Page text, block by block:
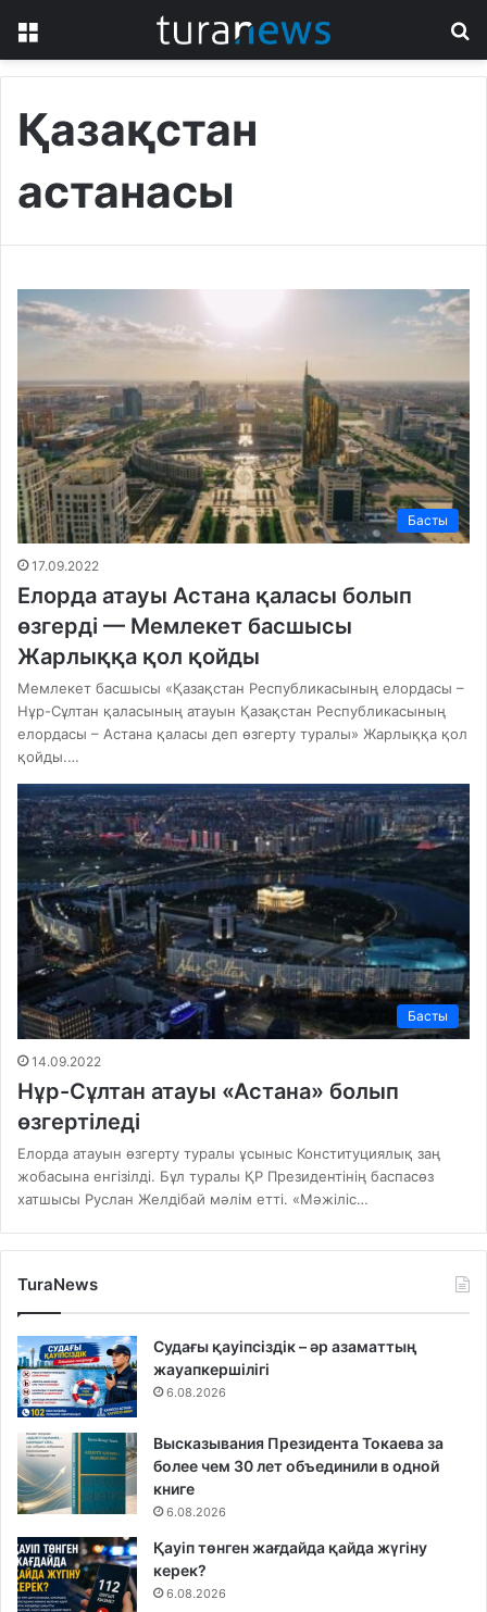
Қазақстан
астанасы
Басты
17.09.2022
Елорда атауы Астана қаласы болып
өзгерді — Мемлекет басшысы
Жарлыққа қол қойды
Мемлекет басшысы «Қазақстан Республикасының елордасы –
Нұр-Сұлтан қаласының атауын Қазақстан Республикасының
елордасы – Астана қаласы деп өзгерту туралы» Жарлыққа қол
қойды.…
Басты
14.09.2022
Нұр-Сұлтан атауы «Астана» болып
өзгертіледі
Елорда атауын өзгерту туралы ұсыныс Конституциялық заң
жобасына енгізілді. Бұл туралы ҚР Президентінің баспасөз
хатшысы Руслан Желдібай мәлім етті. «Мәжіліс…
TuraNews
Судағы қауіпсіздік – әр азаматтың
жауапкершілігі
6.08.2026
Высказывания Президента Токаева за
более чем 30 лет объединили в одной
книге
6.08.2026
Қауіп төнген жағдайда қайда жүгіну
керек?
6.08.2026